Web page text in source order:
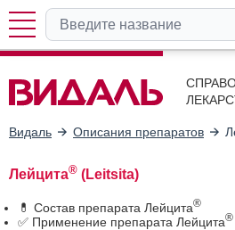
Видаль Описания препаратов
Лейцита® (Leitsita)
💊 Состав препарата Лейцита®
✅ Применение препарата Лейцита®